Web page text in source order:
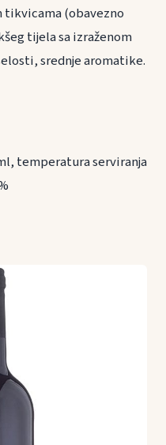
(obavezno
tijela sa izraženom
srednje aromatike.
temperatura serviranja